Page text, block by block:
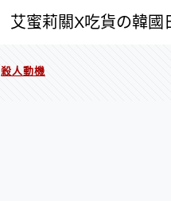
艾蜜莉關X吃貨の韓國
殺人動機